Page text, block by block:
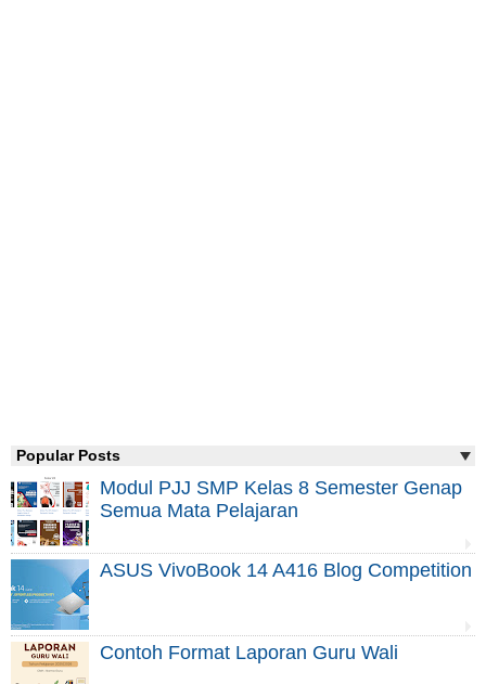
Popular Posts
Modul PJJ SMP Kelas 8 Semester Genap
Semua Mata Pelajaran
ASUS VivoBook 14 A416 Blog Competition
Contoh Format Laporan Guru Wali